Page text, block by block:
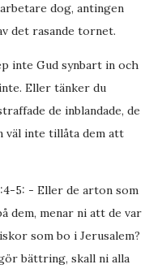
dog, antingen
det rasande tornet.
inte Gud synbart in och
Eller tänker du
de inblandade, de
väl inte tillåta dem att
5: - Eller de arton som
dem, menar ni att de var
som bo i Jerusalem?
bättring, skall ni alla